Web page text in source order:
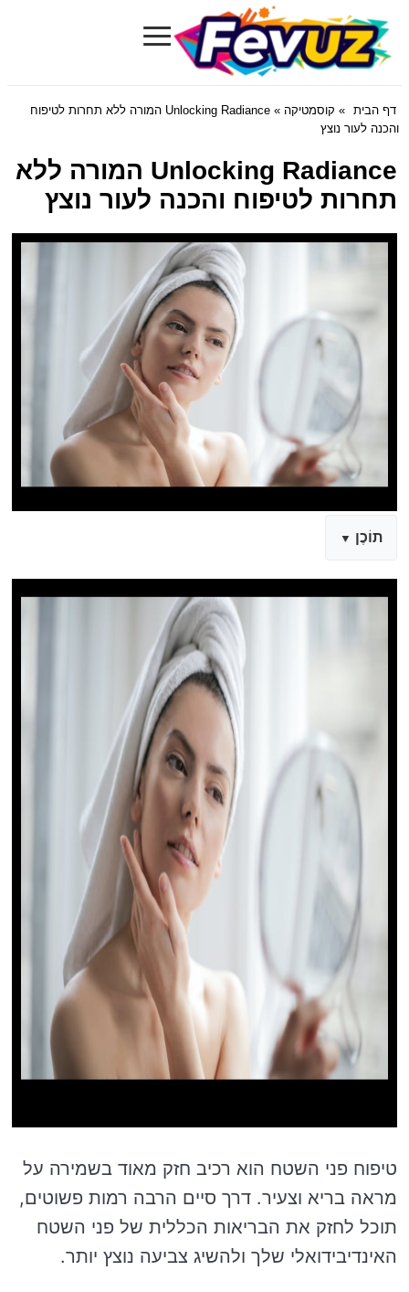
Fevuz.com
≡
דף הבית » קוסמטיקה
» Unlocking Radiance המורה ללא תחרות לטיפוח
והכנה לעור נוצץ
Unlocking Radiance המורה ללא
תחרות לטיפוח והכנה לעור נוצץ
תוֹכֶן
טיפוח פני השטח הוא רכיב חזק מאוד בשמירה על
מראה בריא וצעיר. דרך סיים הרבה רמות פשוטים,
תוכל לחזק את הבריאות הכללית של פני השטח
האינדיבידואלי שלך ולהשיג צביעה נוצץ יותר.